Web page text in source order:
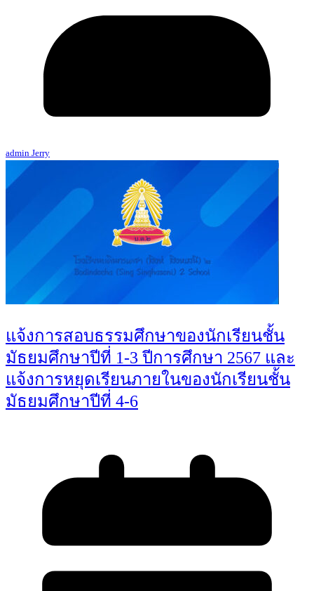
admin Jerry
แจ้งการสอบธรรมศึกษาของนักเรียนชั้น
มัธยมศึกษาปีที่ 1-3 ปีการศึกษา 2567 และ
แจ้งการหยุดเรียนภายในของนักเรียนชั้น
มัธยมศึกษาปีที่ 4-6